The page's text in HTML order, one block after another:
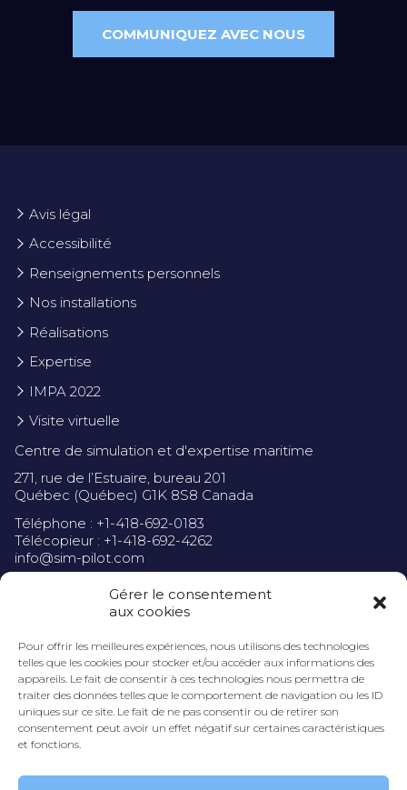
Gérer le consentement
aux cookies
Pour offrir les meilleures expériences, nous utilisons des technologies
telles que les cookies pour stocker et/ou accéder aux informations des
appareils. Le fait de consentir à ces technologies nous permettra de
traiter des données telles que le comportement de navigation ou les ID
uniques sur ce site. Le fait de ne pas consentir ou de retirer son
consentement peut avoir un effet négatif sur certaines caractéristiques
et fonctions.
COMMUNIQUEZ AVEC NOUS
Avis légal
Accessibilité
Renseignements personnels
Nos installations
Réalisations
Expertise
IMPA 2022
Visite virtuelle
Centre de simulation et d'expertise maritime
271, rue de l’Estuaire, bureau 201
Québec (Québec) G1K 8S8 Canada
Téléphone : +1-418-692-0183
Télécopieur : +1-418-692-4262
info@sim-pilot.com
Politique de confidentialité